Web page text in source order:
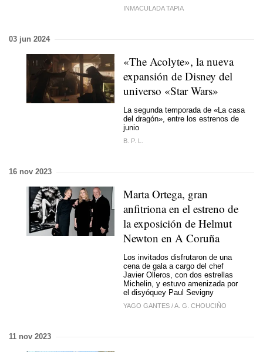
INMACULADA TAPIA
03 jun 2024
«The Acolyte», la nueva
expansión de Disney del
universo «Star Wars»
La segunda temporada de «La casa
del dragón», entre los estrenos de
junio
B. P. L.
16 nov 2023
Marta Ortega, gran
anfitriona en el estreno de
la exposición de Helmut
Newton en A Coruña
Los invitados disfrutaron de una
cena de gala a cargo del chef
Javier Olleros, con dos estrellas
Michelin, y estuvo amenizada por
el disyóquey Paul Sevigny
YAGO GANTES /A. G. CHOUCIÑO
11 nov 2023